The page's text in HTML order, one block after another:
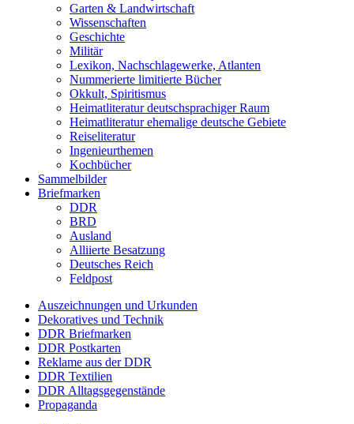
Garten & Landwirtschaft
Wissenschaften
Geschichte
Militär
Lexikon, Nachschlagewerke, Atlanten
Nummerierte limitierte Bücher
Okkult, Spiritismus
Heimatliteratur deutschsprachiger Raum
Heimatliteratur ehemalige deutsche Gebiete
Reiseliteratur
Ingenieurthemen
Kochbücher
Sammelbilder
Briefmarken
DDR
BRD
Ausland
Alliierte Besatzung
Deutsches Reich
Feldpost
Auszeichnungen und Urkunden
Dekoratives und Technik
DDR Briefmarken
DDR Postkarten
Reklame aus der DDR
DDR Textilien
DDR Alltagsgegenstände
Propaganda